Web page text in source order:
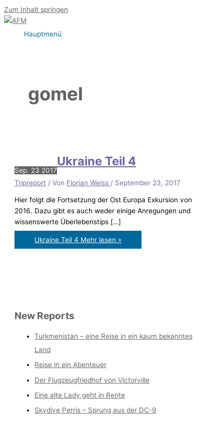
Zum Inhalt springen
Hauptmenü
gomel
Sep. 23 2017
Ukraine Teil 4
Tripreport / Von Florian Weiss / September 23, 2017
Hier folgt die Fortsetzung der Ost Europa Exkursion von
2016. Dazu gibt es auch weder einige Anregungen und
wissenswerte Überlebenstips […]
Ukraine Teil 4 Mehr lesen »
New Reports
Turkmenistan – eine Reise in ein kaum bekanntes
Land
Reise in ein Abenteuer
Der Flugzeugfriedhof von Victorville
Eine alte Lady geht in Rente
Skydive Perris – Sprung aus der DC-9